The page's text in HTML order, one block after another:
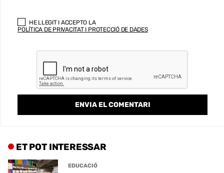
HE LLEGIT I ACCEPTO LA
POLÍTICA DE PRIVACITAT I PROTECCIÓ DE DADES
ET POT INTERESSAR
EDUCACIÓ